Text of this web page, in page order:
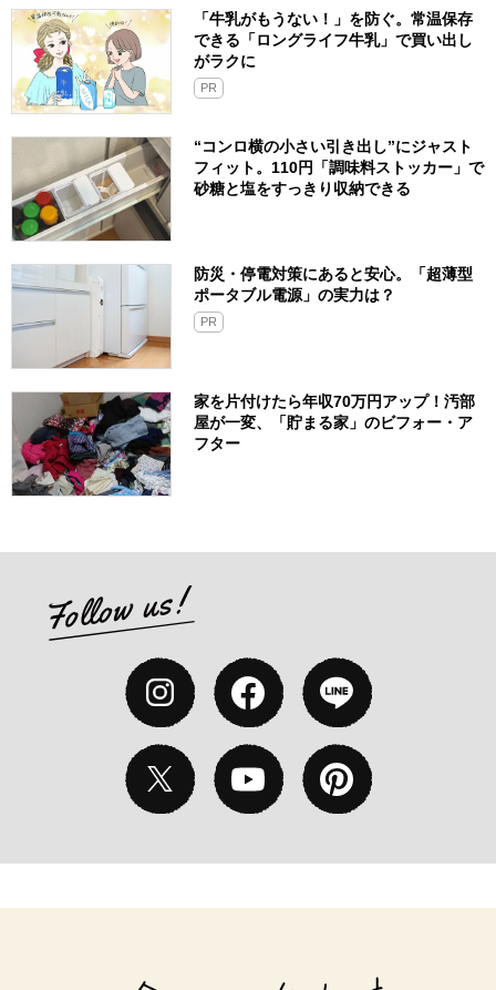
「牛乳がもうない！」を防ぐ。常温保存
できる「ロングライフ牛乳」で買い出し
がラクに
PR
“コンロ横の小さい引き出し”にジャスト
フィット。110円「調味料ストッカー」で
砂糖と塩をすっきり収納できる
防災・停電対策にあると安心。「超薄型
ポータブル電源」の実力は？​
PR
家を片付けたら年収70万円アップ！汚部
屋が一変、「貯まる家」のビフォー・ア
フター